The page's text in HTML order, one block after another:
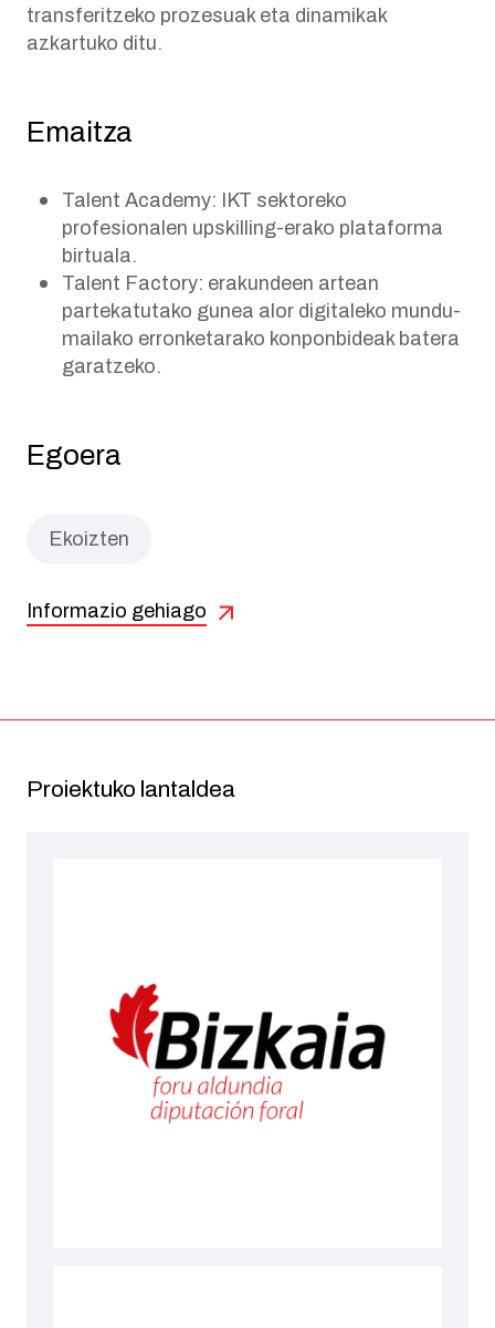
transferitzeko prozesuak eta dinamikak
azkartuko ditu.
Emaitza
Talent Academy: IKT sektoreko
profesionalen upskilling-erako plataforma
birtuala.
Talent Factory: erakundeen artean
partekatutako gunea alor digitaleko mundu-
mailako erronketarako konponbideak batera
garatzeko.
Egoera
Ekoizten
Informazio gehiago
Proiektuko lantaldea